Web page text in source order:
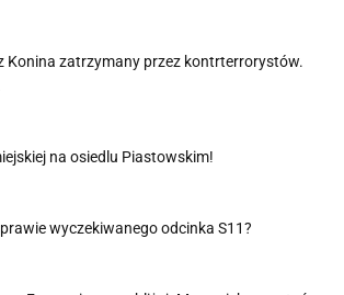
Konina zatrzymany przez kontrterrorystów.
na osiedlu Piastowskim!
wyczekiwanego odcinka S11?